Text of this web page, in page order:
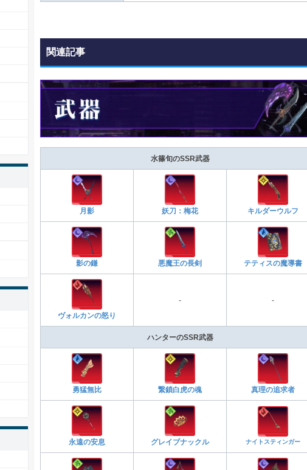
関連記事
水篠旬のSSR武器
月影 妖刀：梅花 キルダーウルフ
影の鎌 悪魔王の長剣 テティスの魔導書
ヴォルカンの怒り
- -
ハンターのSSR武器
勇猛無比 繋鎖白虎の魂 真理の追求者
永遠の安息 グレイブナックル ナイトスティンガー